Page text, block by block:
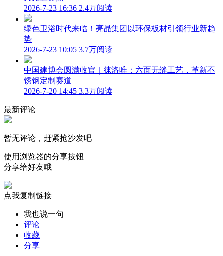
2026-7-23 16:36 2.4万阅读
绿色卫浴时代来临！亮晶集团以环保板材引领行业新趋
势
2026-7-23 10:05 3.7万阅读
中国建博会圆满收官｜徕洛唯：六面无缝工艺，革新不
锈钢定制赛道
2026-7-20 14:45 3.3万阅读
最新评论
暂无评论，赶紧抢沙发吧
使用浏览器的分享按钮
分享给好友哦
点我复制链接
我也说一句
评论
收藏
分享